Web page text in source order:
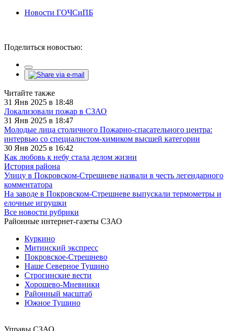
Новости ГОЧСиПБ
Поделиться новостью:
Читайте также
31 Янв 2025 в 18:48
Локализовали пожар в СЗАО
31 Янв 2025 в 18:47
Молодые лица столичного Пожарно-спасательного центра:
интервью со специалистом-химиком высшей категории
30 Янв 2025 в 16:42
Как любовь к небу стала делом жизни
История района
Улицу в Покровском-Стрешневе назвали в честь легендарного
комментатора
На заводе в Покровском-Стрешневе выпускали термометры и
елочные игрушки
Все новости рубрики
Районные интернет-газеты СЗАО
Куркино
Митинский экспресс
Покровское-Стрешнево
Наше Северное Тушино
Строгинские вести
Хорошево-Мневники
Районный масштаб
Южное Тушино
Управы СЗАО